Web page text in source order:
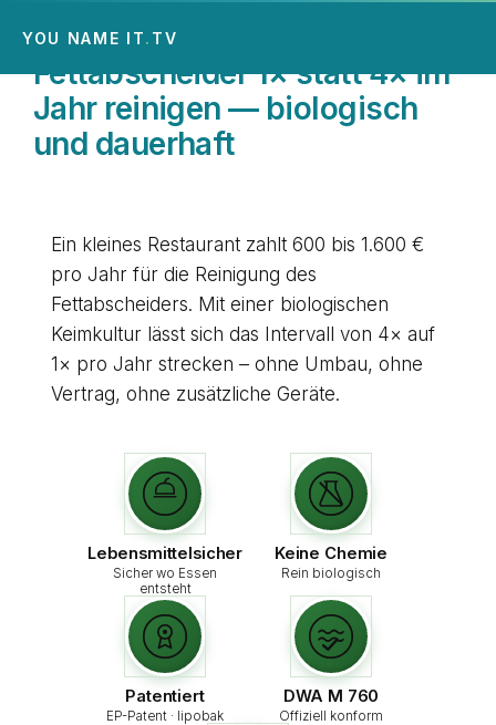
YOU NAME IT. TV
Picture Perfect
NormProof
Referenzen
Apps
Kontakt
Fettabscheider 1× statt 4× im
Jahr reinigen — biologisch
und dauerhaft
Ein kleines Restaurant zahlt 600 bis 1.600 €
pro Jahr für die Reinigung des
Fettabscheiders. Mit einer biologischen
Keimkultur lässt sich das Intervall von 4× auf
1× pro Jahr strecken – ohne Umbau, ohne
Vertrag, ohne zusätzliche Geräte.
Lebensmittel­sicher
Sicher wo Essen
entsteht
Keine Chemie
Rein biologisch
Patentiert
EP-Patent · lipobak
DWA M 760
Offiziell konform